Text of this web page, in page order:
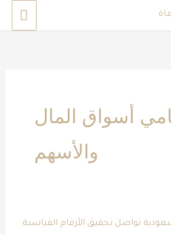
أسواق المال
والأسهم